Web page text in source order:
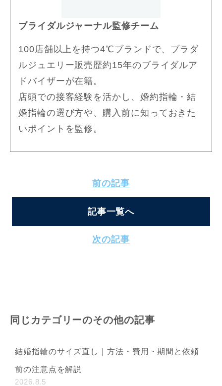
ブライダルジャーナル監修チーム
100店舗以上を持つ4℃ブランドで、ブラダ
ルジュエリー販売歴約15年のブライダルア
ドバイザーが在籍。
店頭での接客経験を活かし、婚約指輪・結
婚指輪の選び方や、購入前に知っておきた
いポイントを監修。
前の記事
記事一覧へ
次の記事
同じカテゴリーのその他の記事
結婚指輪のサイズ直し｜方法・費用・期間と依頼
前の注意点を解説
2026.8.5